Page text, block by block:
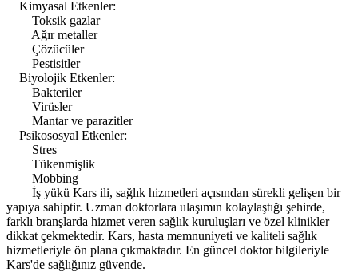
Kimyasal Etkenler:
Toksik gazlar
Ağır metaller
Çözücüler
Pestisitler
Biyolojik Etkenler:
Bakteriler
Virüsler
Mantar ve parazitler
Psikososyal Etkenler:
Stres
Tükenmişlik
Mobbing
İş yükü Kars ili, sağlık hizmetleri açısından sürekli gelişen bir
yapıya sahiptir. Uzman doktorlara ulaşımın kolaylaştığı şehirde,
farklı branşlarda hizmet veren sağlık kuruluşları ve özel klinikler
dikkat çekmektedir. Kars, hasta memnuniyeti ve kaliteli sağlık
hizmetleriyle ön plana çıkmaktadır. En güncel doktor bilgileriyle
Kars'de sağlığınız güvende.